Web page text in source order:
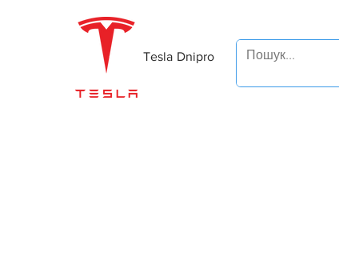
Tesla Dnipro